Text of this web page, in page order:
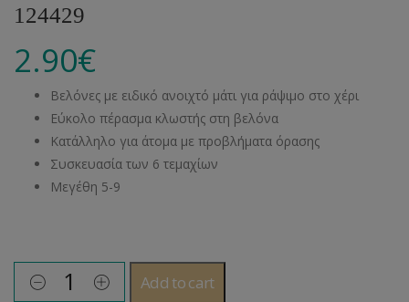
124429
2.90€
Βελόνες με ειδικό ανοιχτό μάτι για ράψιμο στο χέρι
Εύκολο πέρασμα κλωστής στη βελόνα
Κατάλληλο για άτομα με προβλήματα όρασης
Συσκευασία των 6 τεμαχίων
Μεγέθη 5-9
Add to cart